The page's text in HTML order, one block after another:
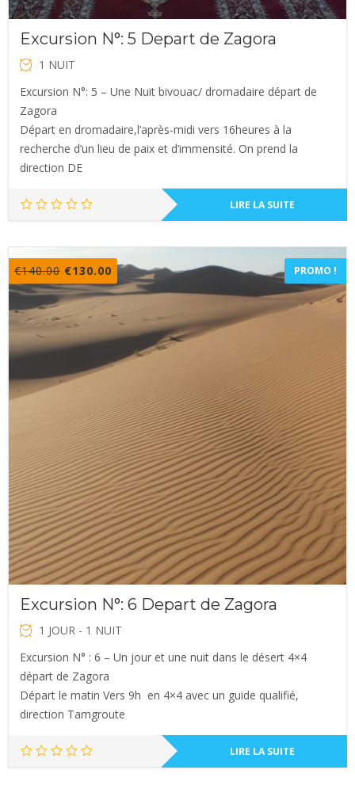
Excursion N°: 5 Depart de Zagora
1 NUIT
Excursion N°: 5 – Une Nuit bivouac/ dromadaire départ de
Zagora
Départ en dromadaire,l’après-midi vers 16heures à la
recherche d’un lieu de paix et d’immensité. On prend la
direction DE
LIRE LA SUITE
€140.00 Le
prix
initial
était :
€140.00.
€130.00 Le
prix
est :
€130.00.
PROMO !
Excursion N°: 6 Depart de Zagora
1 JOUR - 1 NUIT
Excursion N° : 6 – Un jour et une nuit dans le désert 4×4
départ de Zagora
Départ le matin Vers 9h en 4×4 avec un guide qualifié,
direction Tamgroute
LIRE LA SUITE